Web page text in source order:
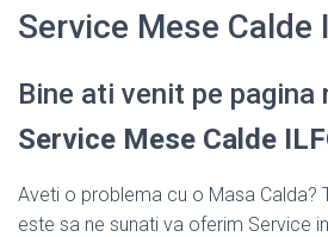
Service Mese Calde
Bine ati venit pe pagina
Service Mese Calde
Aveti o problema cu o Masa Calda?
este sa ne sunati va oferim Service